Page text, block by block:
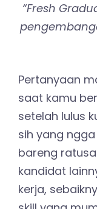
“Fresh
Pertanyaan
saat kamu
setelah lulus
sih yang
bareng
kandidat
kerja,